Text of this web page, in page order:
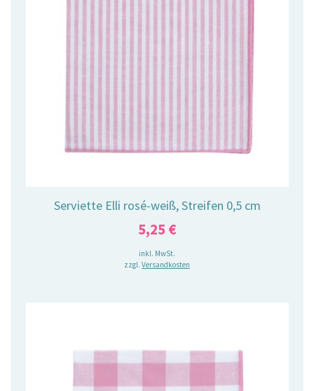
Serviette Elli rosé-weiß, Streifen 0,5 cm
5,25 €
inkl. MwSt.
zzgl. Versandkosten